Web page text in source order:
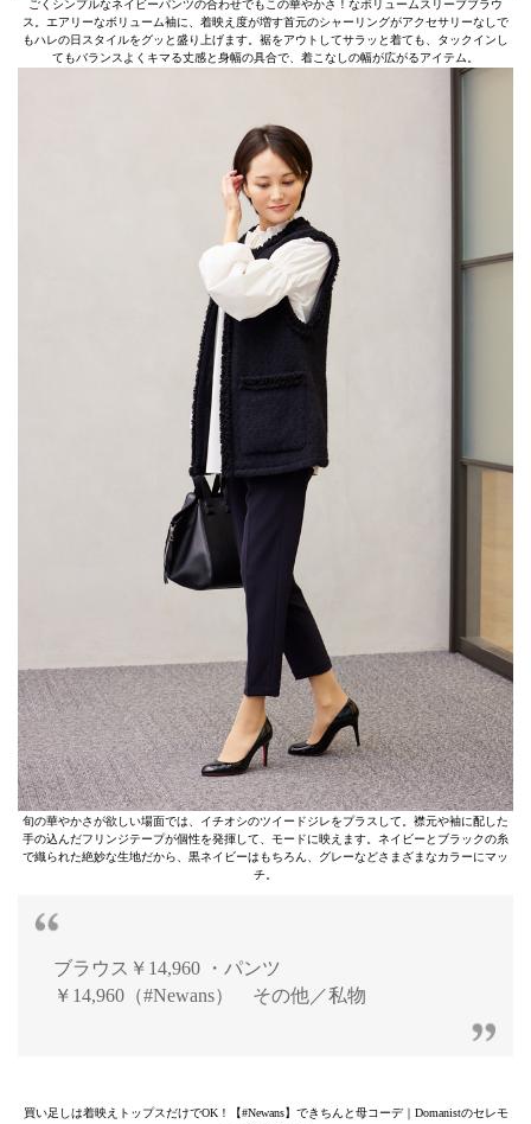
ごくシンプルなネイビーパンツの合わせでもこの華やかさ！なボリュームスリーブブラウ
ス。エアリーなボリューム袖に、着映え度が増す首元のシャーリングがアクセサリーなしで
もハレの日スタイルをグッと盛り上げます。裾をアウトしてサラッと着ても、タックインし
てもバランスよくキマる丈感と身幅の具合で、着こなしの幅が広がるアイテム。
旬の華やかさが欲しい場面では、イチオシのツイードジレをプラスして。襟元や袖に配した
手の込んだフリンジテープが個性を発揮して、モードに映えます。ネイビーとブラックの糸
で織られた絶妙な生地だから、黒ネイビーはもちろん、グレーなどさまざまなカラーにマッ
チ。
ブラウス￥14,960 ・パンツ
￥14,960（#Newans） その他／私物
買い足しは着映えトップスだけでOK！【#Newans】できちんと母コーデ｜Domanistのセレモ